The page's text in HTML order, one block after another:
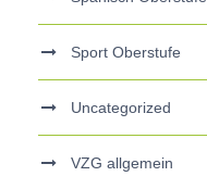
Sport Oberstufe
Uncategorized
VZG allgemein